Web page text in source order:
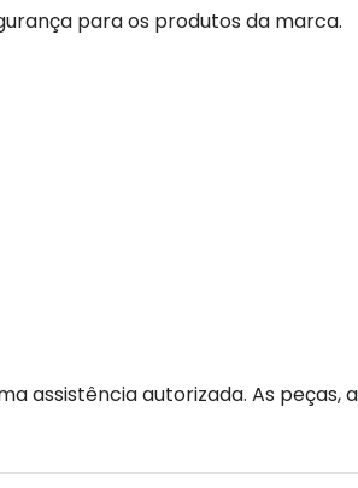
para os produtos da marca.
assistência autorizada. As peças,